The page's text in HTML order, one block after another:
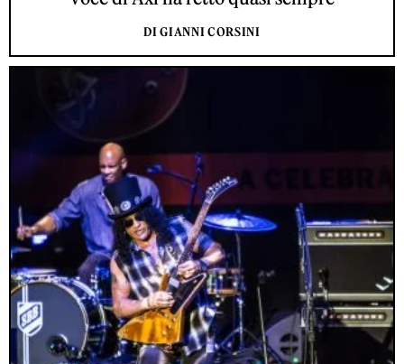
DI GIANNI CORSINI